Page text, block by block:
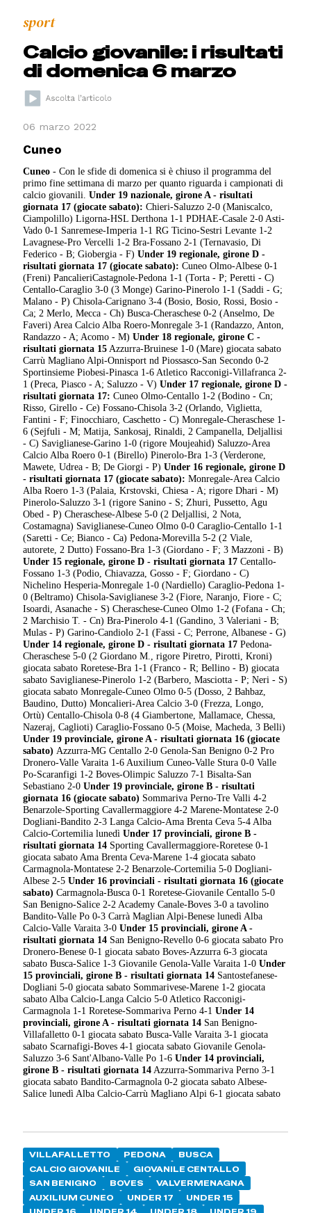
sport
Calcio giovanile: i risultati
di domenica 6 marzo
06 marzo 2022
Cuneo
Cuneo - Con le sfide di domenica si è chiuso il programma del
primo fine settimana di marzo per quanto riguarda i campionati di
calcio giovanili.Under 19 nazionale, girone A - risultati
giornata 17 (giocate sabato): Chieri-Saluzzo 2-0 (Maniscalco,
Ciampolillo) Ligorna-HSL Derthona 1-1 PDHAE-Casale 2-0 Asti-
Vado 0-1 Sanremese-Imperia 1-1 RG Ticino-Sestri Levante 1-2
Lavagnese-Pro Vercelli 1-2 Bra-Fossano 2-1 (Ternavasio, Di
Federico - B; Giobergia - F)Under 19 regionale, girone D -
risultati giornata 17 (giocate sabato):Cuneo Olmo-Albese 0-1
(Freni) PancalieriCastagnole-Pedona 1-1 (Torta - P; Peretti - C)
Centallo-Caraglio 3-0 (3 Monge) Garino-Pinerolo 1-1 (Saddi - G;
Malano - P) Chisola-Carignano 3-4 (Bosio, Bosio, Rossi, Bosio -
Ca; 2 Merlo, Mecca - Ch) Busca-Cheraschese 0-2 (Anselmo, De
Faveri) Area Calcio Alba Roero-Monregale 3-1 (Randazzo, Anton,
Randazzo - A; Acomo - M)Under 18 regionale, girone C -
risultati giornata 15Azzurra-Bruinese 1-0 (Mare) giocata sabato
Carrù Magliano Alpi-Onnisport nd Piossasco-San Secondo 0-2
Sportinsieme Piobesi-Pinasca 1-6 Atletico Racconigi-Villafranca 2-
1 (Preca, Piasco - A; Saluzzo - V)Under 17 regionale, girone D -
risultati giornata 17: Cuneo Olmo-Centallo 1-2 (Bodino - Cn;
Risso, Girello - Ce) Fossano-Chisola 3-2 (Orlando, Viglietta,
Fantini - F; Finocchiaro, Caschetto - C) Monregale-Cheraschese 1-
6 (Sejfuli - M; Matija, Sankosaj, Rinaldi, 2 Campanella, Deljallisi
- C) Saviglianese-Garino 1-0 (rigore Moujeahid) Saluzzo-Area
Calcio Alba Roero 0-1 (Birello) Pinerolo-Bra 1-3 (Verderone,
Mawete, Udrea - B; De Giorgi - P)Under 16 regionale, girone D
- risultati giornata 17 (giocate sabato):Monregale-Area Calcio
Alba Roero 1-3 (Palaia, Krstovski, Chiesa - A; rigore Dhari - M)
Pinerolo-Saluzzo 3-1 (rigore Sanino - S; Zhuri, Pussetto, Agu
Obed - P) Cheraschese-Albese 5-0 (2 Deljallisi, 2 Nota,
Costamagna) Saviglianese-Cuneo Olmo 0-0 Caraglio-Centallo 1-1
(Saretti - Ce; Bianco - Ca) Pedona-Morevilla 5-2 (2 Viale,
autorete, 2 Dutto) Fossano-Bra 1-3 (Giordano - F; 3 Mazzoni - B)
Under 15 regionale, girone D - risultati giornata 17 Centallo-
Fossano 1-3 (Podio, Chiavazza, Gosso - F; Giordano - C)
Nichelino Hesperia-Monregale 1-0 (Nardiello) Caraglio-Pedona 1-
0 (Beltramo) Chisola-Saviglianese 3-2 (Fiore, Naranjo, Fiore - C;
Isoardi, Asanache - S) Cheraschese-Cuneo Olmo 1-2 (Fofana - Ch;
2 Marchisio T. - Cn) Bra-Pinerolo 4-1 (Gandino, 3 Valeriani - B;
Mulas - P) Garino-Candiolo 2-1 (Fassi - C; Perrone, Albanese - G)
Under 14 regionale, girone D - risultati giornata 17 Pedona-
Cheraschese 5-0 (2 Giordano M., rigore Piretro, Pirotti, Kroni)
giocata sabato Roretese-Bra 1-1 (Franco - R; Bellino - B) giocata
sabato Saviglianese-Pinerolo 1-2 (Barbero, Masciotta - P; Neri - S)
giocata sabato Monregale-Cuneo Olmo 0-5 (Dosso, 2 Bahbaz,
Baudino, Dutto) Moncalieri-Area Calcio 3-0 (Frezza, Longo,
Ortù) Centallo-Chisola 0-8 (4 Giambertone, Mallamace, Chessa,
Nazeraj, Caglioti) Caraglio-Fossano 0-5 (Moise, Macheda, 3 Belli)
Under 19 provinciale, girone A - risultati giornata 16 (giocate
sabato)Azzurra-MG Centallo 2-0 Genola-San Benigno 0-2 Pro
Dronero-Valle Varaita 1-6 Auxilium Cuneo-Valle Stura 0-0 Valle
Po-Scaranfigi 1-2 Boves-Olimpic Saluzzo 7-1 Bisalta-San
Sebastiano 2-0Under 19 provinciale, girone B - risultati
giornata 16 (giocate sabato) Sommariva Perno-Tre Valli 4-2
Benarzole-Sporting Cavallermaggiore 4-2 Marene-Montatese 2-0
Dogliani-Bandito 2-3 Langa Calcio-Ama Brenta Ceva 5-4 Alba
Calcio-Cortemilia lunedìUnder 17 provinciali, girone B -
risultati giornata 14 Sporting Cavallermaggiore-Roretese 0-1
giocata sabato Ama Brenta Ceva-Marene 1-4 giocata sabato
Carmagnola-Montatese 2-2 Benarzole-Cortemilia 5-0 Dogliani-
Albese 2-5Under 16 provinciali - risultati giornata 16 (giocate
sabato)Carmagnola-Busca 0-1 Roretese-Giovanile Centallo 5-0
San Benigno-Salice 2-2 Academy Canale-Boves 3-0 a tavolino
Bandito-Valle Po 0-3 Carrà Maglian Alpi-Benese lunedì Alba
Calcio-Valle Varaita 3-0Under 15 provinciali, girone A -
risultati giornata 14 San Benigno-Revello 0-6 giocata sabato Pro
Dronero-Benese 0-1 giocata sabato Boves-Azzurra 6-3 giocata
sabato Busca-Salice 1-3 Giovanile Genola-Valle Varaita 1-0Under
15 provinciali, girone B - risultati giornata 14 Santostefanese-
Dogliani 5-0 giocata sabato Sommarivese-Marene 1-2 giocata
sabato Alba Calcio-Langa Calcio 5-0 Atletico Racconigi-
Carmagnola 1-1 Roretese-Sommariva Perno 4-1Under 14
provinciali, girone A - risultati giornata 14 San Benigno-
Villafalletto 0-1 giocata sabato Busca-Valle Varaita 3-1 giocata
sabato Scarnafigi-Boves 4-1 giocata sabato Giovanile Genola-
Saluzzo 3-6 Sant'Albano-Valle Po 1-6Under 14 provinciali,
girone B - risultati giornata 14Azzurra-Sommariva Perno 3-1
giocata sabato Bandito-Carmagnola 0-2 giocata sabato Albese-
Salice lunedì Alba Calcio-Carrù Magliano Alpi 6-1 giocata sabato
VILLAFALLETTO PEDONA
BUSCA
CALCIO GIOVANILE
GIOVANILE CENTALLO
SAN BENIGNO
BOVES
VALVERMENAGNA
AUXILIUM CUNEO
UNDER 17
UNDER 15